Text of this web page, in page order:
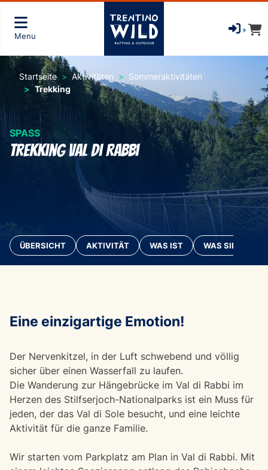
Menu
Startseite Aktivitäten
Sommeraktivitäten
Trekking
SPASS
Trekking Val di Rabbi
ÜBERSICHT AKTIVITÄT WAS IST WAS SIE
Eine einzigartige Emotion!
Der Nervenkitzel, in der Luft schwebend und völlig
sicher über einen Wasserfall zu laufen.
Die Wanderung zur Hängebrücke im Val di Rabbi im
Herzen des Stilfserjoch-Nationalparks ist ein Muss für
jeden, der das Val di Sole besucht, und eine leichte
Aktivität für die ganze Familie.
Wir starten vom Parkplatz am Plan in Val di Rabbi. Mit